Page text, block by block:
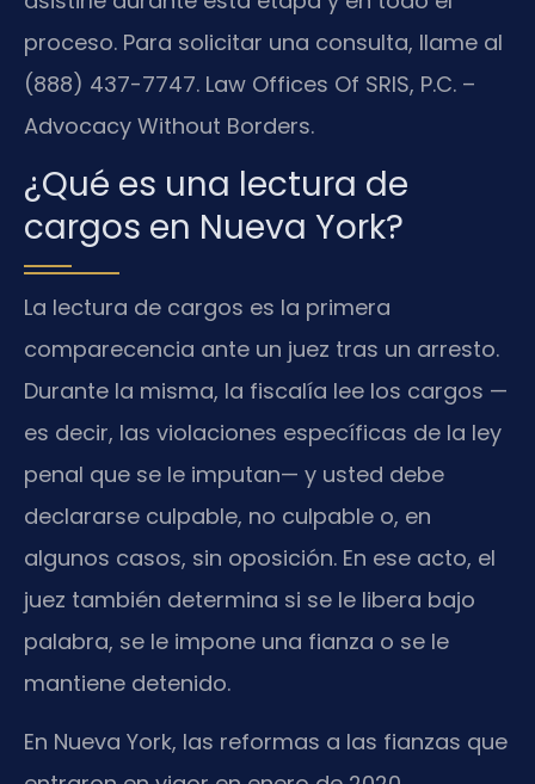
proceso. Para solicitar una consulta, llame al
(888) 437-7747. Law Offices Of SRIS, P.C. –
Advocacy Without Borders.
¿Qué es una lectura de
cargos en Nueva York?
La lectura de cargos es la primera
comparecencia ante un juez tras un arresto.
Durante la misma, la fiscalía lee los cargos —
es decir, las violaciones específicas de la ley
penal que se le imputan— y usted debe
declararse culpable, no culpable o, en
algunos casos, sin oposición. En ese acto, el
juez también determina si se le libera bajo
palabra, se le impone una fianza o se le
mantiene detenido.
En Nueva York, las reformas a las fianzas que